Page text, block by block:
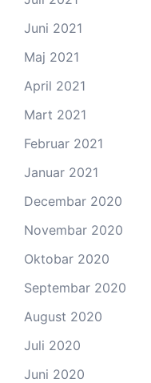
Juni 2021
Maj 2021
April 2021
Mart 2021
Februar 2021
Januar 2021
Decembar 2020
Novembar 2020
Oktobar 2020
Septembar 2020
August 2020
Juli 2020
Juni 2020